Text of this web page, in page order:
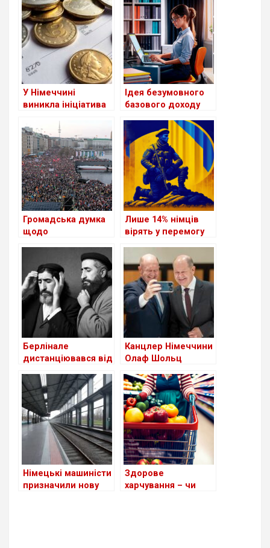
У Німеччині
виникла ініціатива
на солідарність на
підтримку України.
Ідея безумовного
базового доходу
Німеччині: шанс чи
утопія?
Громадська думка
щодо
“Альтернатива для
Німеччини” (АдН)
практично не
змінилася
Лише 14% німців
вірять у перемогу
Берлінале
дистанціювався від
виступів
Канцлер Німеччини
Олаф Шольц
створення акаунту
уряду країни в
TikTok
Німецькі машиністи
призначили нову
Здорове
харчування – чи